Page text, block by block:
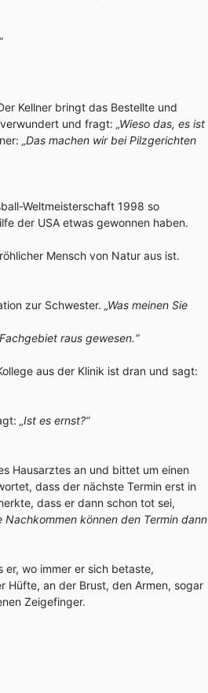
Kellner bringt das Bestellte und
und fragt: „Wieso das, es ist
„Das machen wir bei Pilzgerichten
Weltmeisterschaft 1998 so
der USA etwas gewonnen haben.
Mensch von Natur aus ist.
zur Schwester. „Was meinen Sie
raus gewesen.“
aus der Klinik ist dran und sagt:
„Ist es ernst?“
Hausarztes an und bittet um einen
dass der nächste Termin erst in
dass er dann schon tot sei,
können den Termin dann
wo immer er sich betaste,
Hüfte, an der Brust, den Armen, sogar
Zeigefinger.